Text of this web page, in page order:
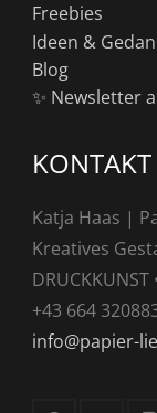
Freebies
Ideen &
Blog
✨ Newsletter
KONTAKT
Katja Haas |
Kreatives
DRUCKKUNST
+43 664
info@papier-